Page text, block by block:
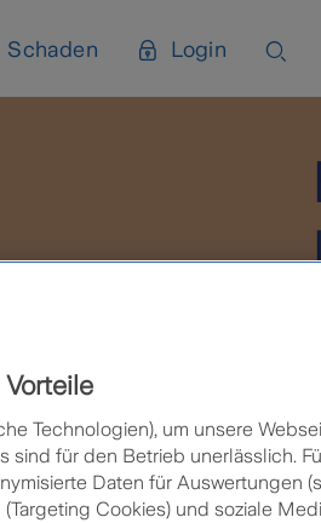
Schaden Login
Technologien), um unsere
sind für den Betrieb unerlässlich.
Daten für Auswertungen
Cookies) und soziale